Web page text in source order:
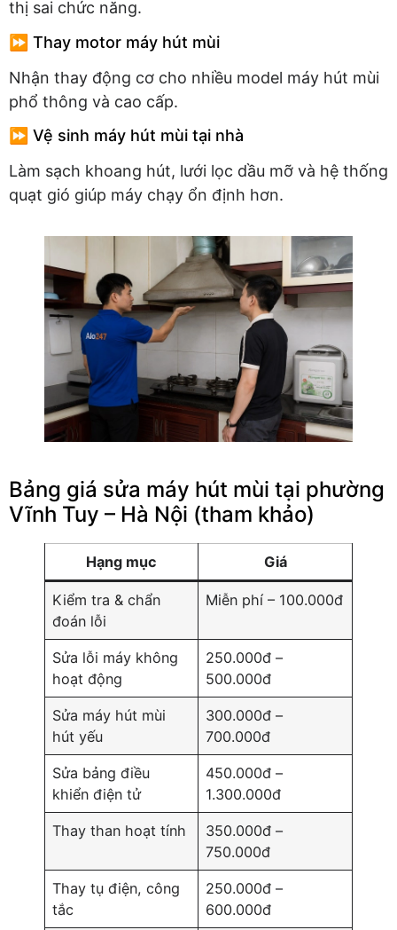
thị sai chức năng.
⏩ Thay motor máy hút mùi
Nhận thay động cơ cho nhiều model máy hút mùi
phổ thông và cao cấp.
⏩ Vệ sinh máy hút mùi tại nhà
Làm sạch khoang hút, lưới lọc dầu mỡ và hệ thống
quạt gió giúp máy chạy ổn định hơn.
Bảng giá sửa máy hút mùi tại phường
Vĩnh Tuy – Hà Nội (tham khảo)
Hạng mục Giá
Kiểm tra & chẩn
đoán lỗi
Miễn phí – 100.000đ
Sửa lỗi máy không
hoạt động
250.000đ –
500.000đ
Sửa máy hút mùi
hút yếu
300.000đ –
700.000đ
Sửa bảng điều
khiển điện tử
450.000đ –
1.300.000đ
Thay than hoạt tính
350.000đ –
750.000đ
Thay tụ điện, công
tắc
250.000đ –
600.000đ